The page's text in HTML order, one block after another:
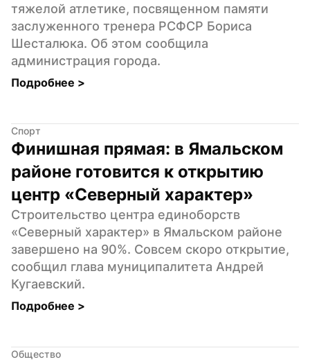
тяжелой атлетике, посвященном памяти
заслуженного тренера РСФСР Бориса
Шесталюка. Об этом сообщила
администрация города.
Подробнее >
Спорт
Финишная прямая: в Ямальском
районе готовится к открытию
центр «Северный характер»
Строительство центра единоборств
«Северный характер» в Ямальском районе
завершено на 90%. Совсем скоро открытие,
сообщил глава муниципалитета Андрей
Кугаевский.
Подробнее >
Общество